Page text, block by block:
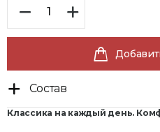
Состав
Классика на каждый день.